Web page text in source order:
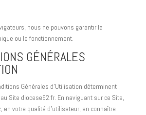
nous ne pouvons garantir la
ou le fonctionnement.
GÉNÉRALES
Générales d’Utilisation déterminent
Site diocese92.fr. En naviguant sur ce Site,
en votre qualité d’utilisateur, en connaître